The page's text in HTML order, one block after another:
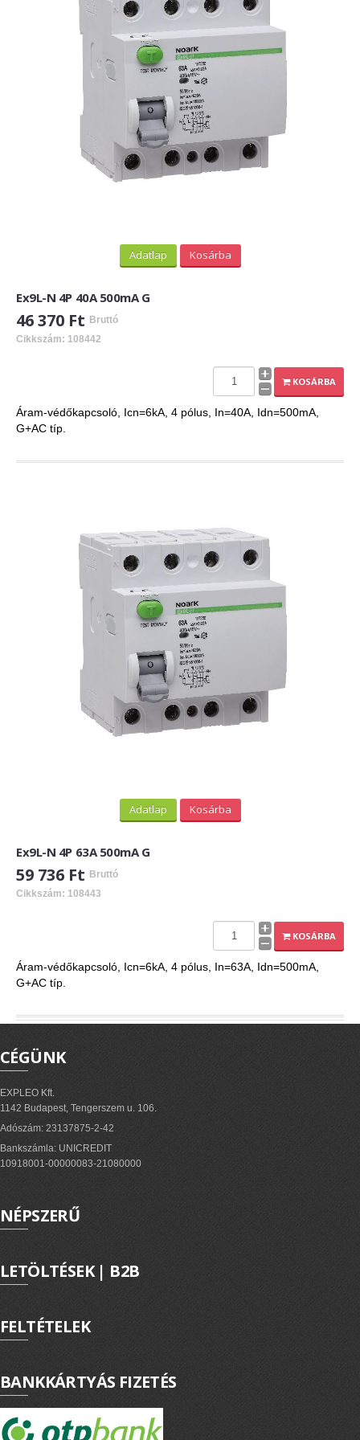
PV felirati táblák
INFORMÁCIÓK
HOGYAN TUDOK ONLINE VÁSÁROLNI?
FIZETÉSI MÓDOK
ÁRLISTA
Adatlap Kosárba
Ex9L-N 4P 40A 500mA G
46 370 Ft Bruttó
Cikkszám: 108442
KOSÁRBA
Áram-védőkapcsoló, Icn=6kA, 4 pólus, In=40A, Idn=500mA,
G+AC típ.
Adatlap Kosárba
Ex9L-N 4P 63A 500mA G
59 736 Ft Bruttó
Cikkszám: 108443
KOSÁRBA
Áram-védőkapcsoló, Icn=6kA, 4 pólus, In=63A, Idn=500mA,
G+AC típ.
CÉGÜNK
EXPLEO Kft.
1142 Budapest, Tengerszem u. 106.
Adószám: 23137875-2-42
Bankszámla: UNICREDIT
10918001-00000083-21080000
NÉPSZERŰ
LETÖLTÉSEK | B2B
FELTÉTELEK
BANKKÁRTYÁS FIZETÉS